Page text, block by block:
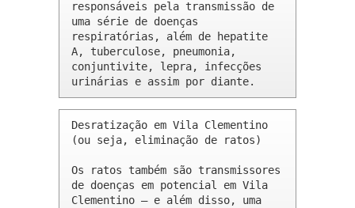
responsáveis pela transmissão de
uma série de doenças
respiratórias, além de hepatite
A, tuberculose, pneumonia,
conjuntivite, lepra, infecções
urinárias e assim por diante.
Desratização em Vila Clementino
(ou seja, eliminação de ratos)
Os ratos também são transmissores
de doenças em potencial em Vila
Clementino – e além disso, uma